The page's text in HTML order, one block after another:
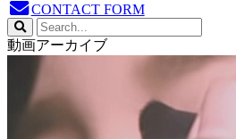
CONTACT FORM
動画アーカイブ